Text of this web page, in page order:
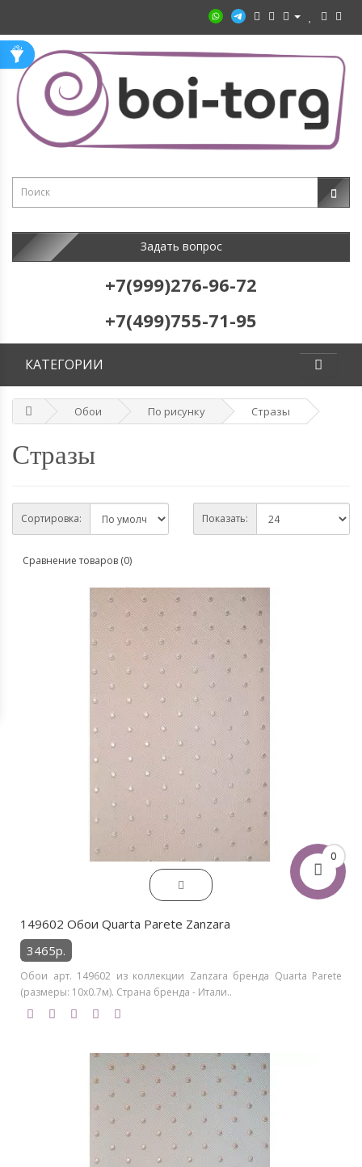
0
Задать вопрос
+7(999)276-96-72
+7(499)755-71-95
КАТЕГОРИИ
Обои По рисунку Стразы
Стразы
Сортировка: Показать:
Сравнение товаров (0)
149602 Обои Quarta Parete Zanzara
3465р.
Обои арт. 149602 из коллекции Zanzara бренда Quarta Parete
(размеры: 10х0.7м). Страна бренда - Итали..